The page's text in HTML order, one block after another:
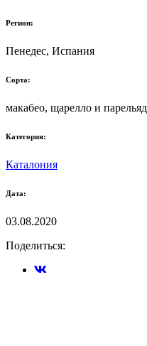
Регион:
Пенедес, Испания
Сорта:
макабео, щарелло и
Категория:
Каталония
Дата:
03.08.2020
Поделиться: